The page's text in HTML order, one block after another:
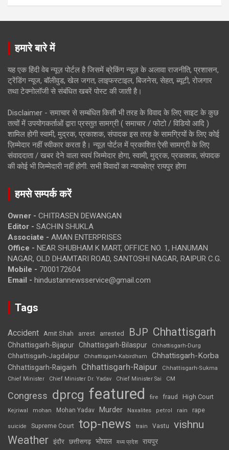
हमारे बारे में
यह एक हिंदी वेब न्यूज़ पोर्टल है जिसमें ब्रेकिंग न्यूज़ के अलावा राजनीति, प्रशासन,
ट्रेंडिंग न्यूज, बॉलीवुड, खेल जगत, लाइफस्टाइल, बिजनेस, सेहत, ब्यूटी, रोजगार
तथा टेक्नोलॉजी से संबंधित खबरें पोस्ट की जाती है।
Disclaimer - समाचार से सम्बंधित किसी भी तरह के विवाद के लिए साइट के कुछ
तत्वों में उपयोगकर्ताओं द्वारा प्रस्तुत सामग्री ( समाचार / फोटो / विडियो आदि )
शामिल होगी स्वामी, मुद्रक, प्रकाशक, संपादक इस तरह के सामग्रियों के लिए कोई
ज़िम्मेदार नहीं स्वीकार करता है। न्यूज़ पोर्टल में प्रकाशित ऐसी सामग्री के लिए
संवाददाता / खबर देने वाला स्वयं जिम्मेदार होगा, स्वामी, मुद्रक, प्रकाशक, संपादक
की कोई भी जिम्मेदारी नहीं होगी. सभी विवादों का न्यायक्षेत्र रायपुर होगा
हमसे सम्पर्क करें
Owner - CHITRASEN DEWANGAN
Editor - SACHIN SHUKLA
Associate - AMAN ENTERPRISES
Office - NEAR SHUBHAM K MART, OFFICE NO. 1, HANUMAN
NAGAR, OLD DHAMTARI ROAD, SANTOSHI NAGAR, RAIPUR C.G.
Mobile - 7000172604
Email - hindustannewsservice@gmail.com
Tags
Accident Amit Shah arrest arrested BJP Chhattisgarh
Chhattisgarh-Bijapur Chhattisgarh-Bilaspur Chhattisgarh-Durg
Chhattisgarh-Jagdalpur Chhattisgarh-Kabirdham Chhattisgarh-Korba
Chhattisgarh-Raigarh Chhattisgarh-Raipur
Chhattisgarh-Sukma
Chief Minister
Chief Minister Dr. Yadav Chief Minister Sai CM
Congress dprcg featured fire fraud High Court
Kejriwal mohan Mohan Yadav Murder Naxalites petrol rain rape
suicide Supreme Court top-news train Vastu vishnu
Weather इंदौर छत्तीसगढ़ भोपाल मध्य प्रदेश रायपुर